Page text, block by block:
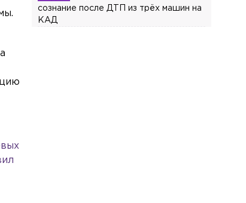
сознание после ДТП из трёх машин на
КАД